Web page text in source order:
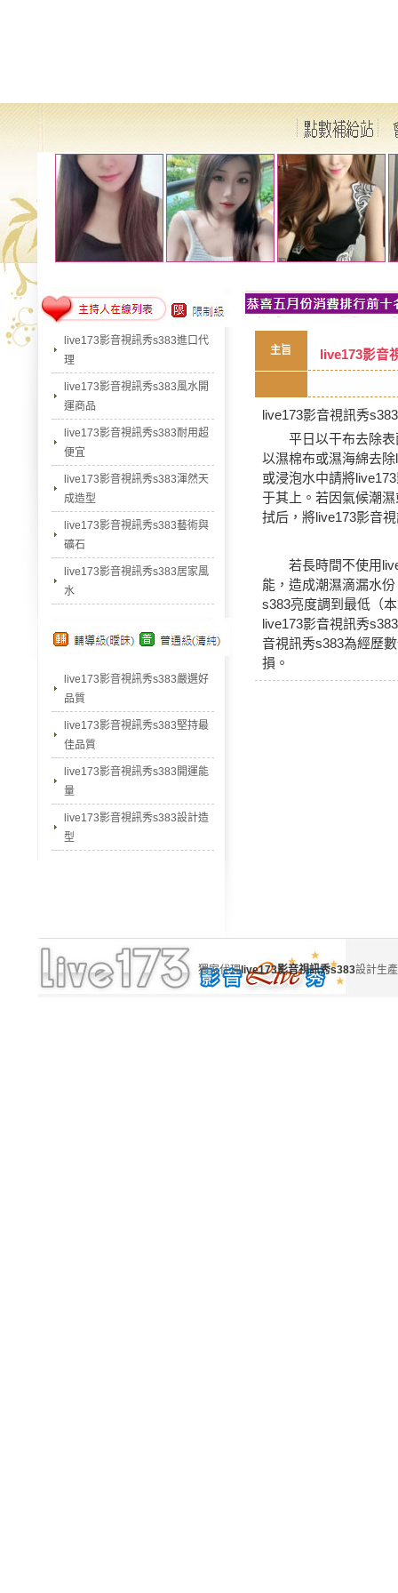
live173影音視訊秀s383進口代
理
live173影音視訊秀s383風水開
運商品
live173影音視訊秀s383耐用超
便宜
live173影音視訊秀s383渾然天
成造型
live173影音視訊秀s383藝術與
礦石
live173影音視訊秀s383居家風
水
live173影音視訊秀s383嚴選好
品質
live173影音視訊秀s383堅持最
佳品質
live173影音視訊秀s383開運能
量
live173影音視訊秀s383設計造
型
主旨 live173影音
live173影音視訊秀s383
平日以干布去除表
以濕棉布或濕海綿去
或浸泡水中請將
于其上。若因氣候潮
拭后，將live173影音
若長時間不使用
能，造成潮濕滴漏水
s383亮度調到最低（
live173影音視訊秀
音視訊秀s383為經歷
損。
獨家代理live173影音視訊秀s383設計生